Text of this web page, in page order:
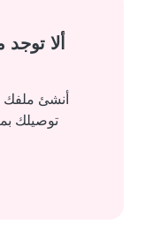
ألا
أنشئ ملفك
توصيلك